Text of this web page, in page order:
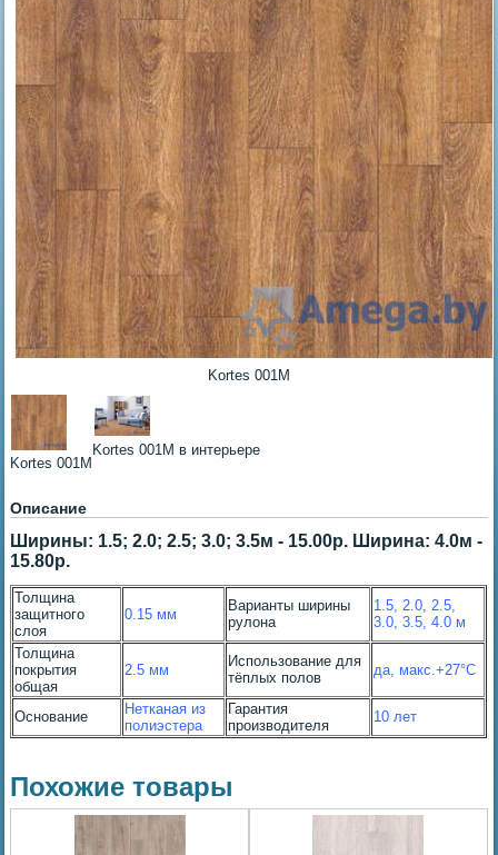
Kortes 001M
Kortes 001M
Kortes 001M в интерьере
Описание
Ширины: 1.5; 2.0; 2.5; 3.0; 3.5м - 15.00р. Ширина: 4.0м -
15.80р.
Толщина
защитного
слоя
0.15 мм
Варианты ширины
рулона
1.5, 2.0, 2.5,
3.0, 3.5, 4.0 м
Толщина
покрытия
общая
2.5 мм
Использование для
тёплых полов
да, макс.+27°С
Основание
Нетканая из
полиэстера
Гарантия
производителя
10 лет
Похожие товары